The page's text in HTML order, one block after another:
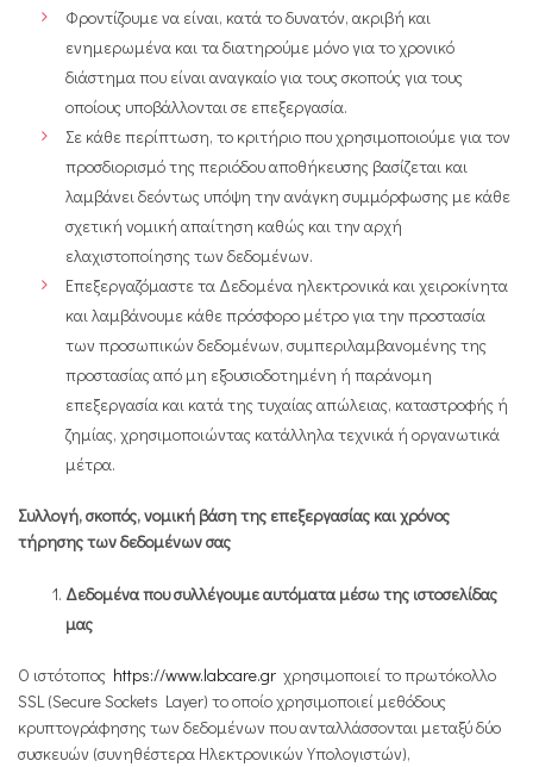
Φροντίζουμε να είναι, κατά το δυνατόν, ακριβή και
ενημερωμένα και τα διατηρούμε μόνο για το χρονικό
διάστημα που είναι αναγκαίο για τους σκοπούς για τους
οποίους υποβάλλονται σε επεξεργασία.
Σε κάθε περίπτωση, το κριτήριο που χρησιμοποιούμε για τον
προσδιορισμό της περιόδου αποθήκευσης βασίζεται και
λαμβάνει δεόντως υπόψη την ανάγκη συμμόρφωσης με κάθε
σχετική νομική απαίτηση καθώς και την αρχή
ελαχιστοποίησης των δεδομένων.
Επεξεργαζόμαστε τα Δεδομένα ηλεκτρονικά και χειροκίνητα
και λαμβάνουμε κάθε πρόσφορο μέτρο για την προστασία
των προσωπικών δεδομένων, συμπεριλαμβανομένης της
προστασίας από μη εξουσιοδοτημένη ή παράνομη
επεξεργασία και κατά της τυχαίας απώλειας, καταστροφής ή
ζημίας, χρησιμοποιώντας κατάλληλα τεχνικά ή οργανωτικά
μέτρα.
Συλλογή, σκοπός, νομική βάση της επεξεργασίας και χρόνος
τήρησης των δεδομένων σας
Δεδομένα που συλλέγουμε αυτόματα μέσω της ιστοσελίδας
μας
Ο ιστότοπος https://www.labcare.gr χρησιμοποιεί το πρωτόκολλο
SSL (Secure Sockets Layer) το οποίο χρησιμοποιεί μεθόδους
κρυπτογράφησης των δεδομένων που ανταλλάσσονται μεταξύ δύο
συσκευών (συνηθέστερα Ηλεκτρονικών Υπολογιστών),